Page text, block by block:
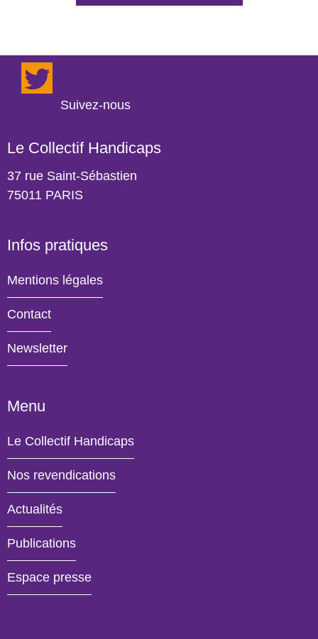
Suivez-nous
Le Collectif Handicaps
37 rue Saint-Sébastien
75011 PARIS
Infos pratiques
Mentions légales
Contact
Newsletter
Menu
Le Collectif Handicaps
Nos revendications
Actualités
Publications
- Actif
Espace presse